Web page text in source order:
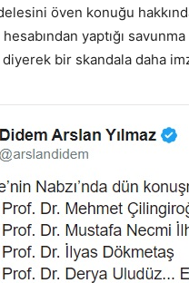
öven konuğu
yaptığı
bir skandala daha